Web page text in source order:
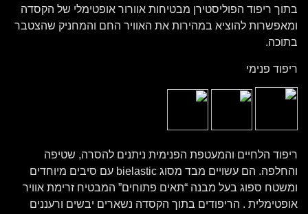
בתוך ריפוד הפוליסטירן מבטיחות אוורור אופטימלי של הקסדה
ומאפשרות להוציא במהירות את האוויר החם והמחניק שהצטבר
בתוכה.
ריפוד פנימי
ריפוד הלחיים והמעטפת הפנימית ניתנים להסרה, שטיפה
והחלפה. הם עשויים מבד מסוג bielastic עם סיבים מיוחדים
ומשטח ספוג בעל מבנה “תאים פתוחים” המבטיח זרימת אוויר
אופטימלית . הריפודים בתוך הקסדה נשארים יבשים ורעננים